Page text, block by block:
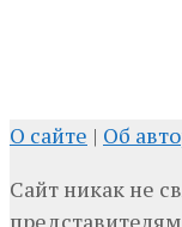
О сайте | Об
Сайт никак не